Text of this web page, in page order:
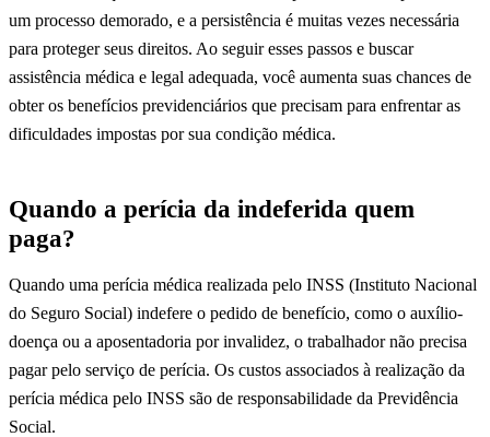
um processo demorado, e a persistência é muitas vezes necessária
para proteger seus direitos. Ao seguir esses passos e buscar
assistência médica e legal adequada, você aumenta suas chances de
obter os benefícios previdenciários que precisam para enfrentar as
dificuldades impostas por sua condição médica.
Quando a perícia da indeferida quem
paga?
Quando uma perícia médica realizada pelo INSS (Instituto Nacional
do Seguro Social) indefere o pedido de benefício, como o auxílio-
doença ou a aposentadoria por invalidez, o trabalhador não precisa
pagar pelo serviço de perícia. Os custos associados à realização da
perícia médica pelo INSS são de responsabilidade da Previdência
Social.